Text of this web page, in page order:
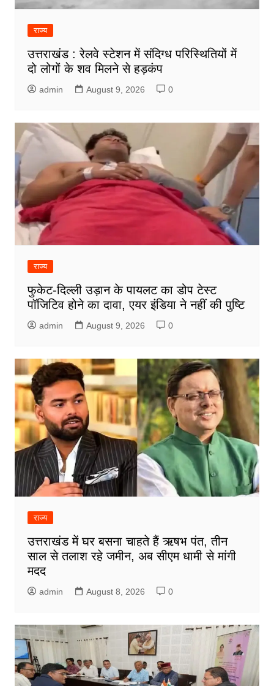
राज्य
उत्तराखंड : रेलवे स्टेशन में संदिग्ध परिस्थितियों में
दो लोगों के शव मिलने से हड़कंप
admin August 9, 2026 0
राज्य
फुकेट-दिल्ली उड़ान के पायलट का डोप टेस्ट
पॉजिटिव होने का दावा, एयर इंडिया ने नहीं की पुष्टि
admin August 9, 2026 0
राज्य
उत्तराखंड में घर बसना चाहते हैं ऋषभ पंत, तीन
साल से तलाश रहे जमीन, अब सीएम धामी से मांगी
मदद
admin August 8, 2026 0